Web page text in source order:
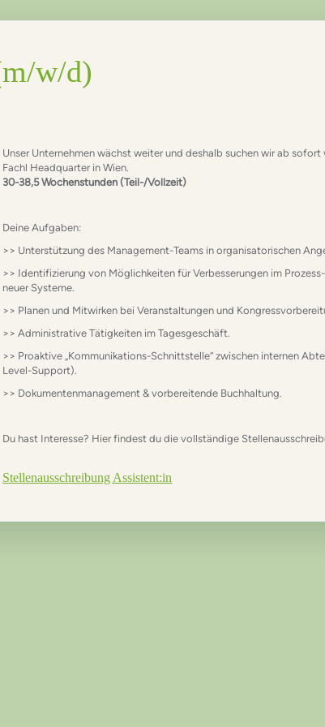
w/d)
Unser Unternehmen wächst weiter und deshalb suchen wir ab sofort
Fachl Headquarter in Wien.
30-38,5Wochenstunden (Teil-/Vollzeit)
Deine Aufgaben:
>> Unterstützung des Management-Teams in organisatorischen
>> Identifizierung von Möglichkeiten für Verbesserungen im
neuer Systeme.
>> Planen und Mitwirken bei Veranstaltungen und
>> Administrative Tätigkeiten im Tagesgeschäft.
>> Proaktive „Kommunikations-Schnittstelle“ zwischen internen
Level-Support).
>> Dokumentenmanagement & vorbereitende Buchhaltung.
Du hast Interesse? Hier findest du die vollständige
Stellenausschreibung Assistent:in